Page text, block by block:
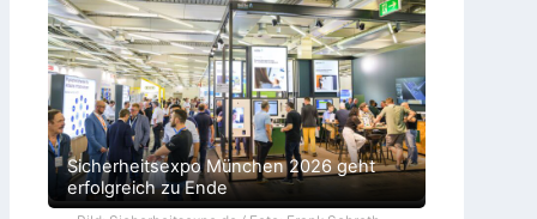
Sicherheitsexpo München 2026 geht
erfolgreich zu Ende